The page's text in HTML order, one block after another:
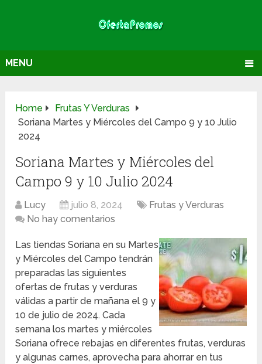
MENU
Home
Frutas Y Verduras
Soriana Martes y Miércoles del Campo 9 y 10 Julio
2024
Soriana Martes y Miércoles del
Campo 9 y 10 Julio 2024
Lucy julio 8, 2024
Frutas y Verduras
No hay comentarios
Las tiendas Soriana en su Martes
y Miércoles del Campo tendrán
preparadas las siguientes
ofertas de frutas y verduras
válidas a partir de mañana el 9 y
10 de julio de 2024. Cada
semana los martes y miércoles
Soriana ofrece rebajas en diferentes frutas, verduras
y algunas carnes, aprovecha para ahorrar en tus